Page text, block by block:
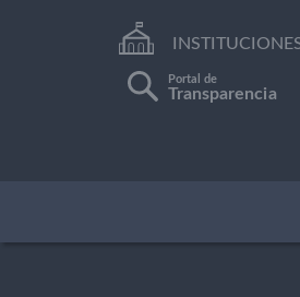
Portal de
Transparencia